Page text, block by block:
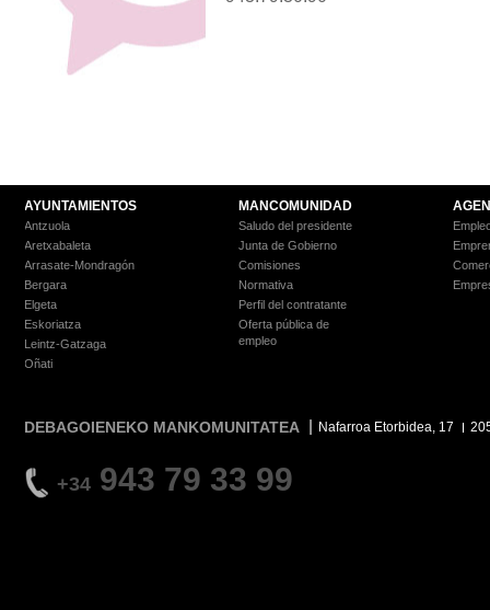
AYUNTAMIENTOS
Antzuola
Aretxabaleta
Arrasate-Mondragón
Bergara
Elgeta
Eskoriatza
Leintz-Gatzaga
Oñati
MANCOMUNIDAD
Saludo del presidente
Junta de Gobierno
Comisiones
Normativa
Perfil del contratante
Oferta pública de
empleo
DEBAGOIENEKO MANKOMUNITATEA Nafarroa Etorbidea, 17
+34 943 79 33 99